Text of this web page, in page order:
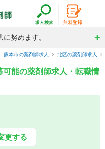
努めます。
熊本市の薬剤師求人 北区の薬剤師求人
可能の薬剤師求人・転職情
更する